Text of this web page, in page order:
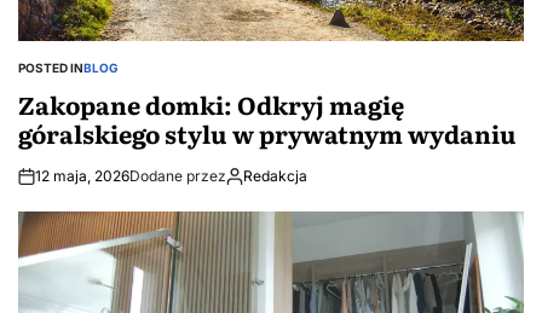
POSTED INBLOG
Zakopane domki: Odkryj magię
góralskiego stylu w prywatnym wydaniu
12 maja, 2026Dodane przez Redakcja